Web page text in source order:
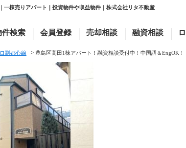
棟売りアパート｜投資物件や収益物件｜株式会社リタ不動産
件検索 会員登録 売却相談 融資相談
副都心線 > 豊島区高田1棟アパート！融資相談受付中！中国語＆EngOK！